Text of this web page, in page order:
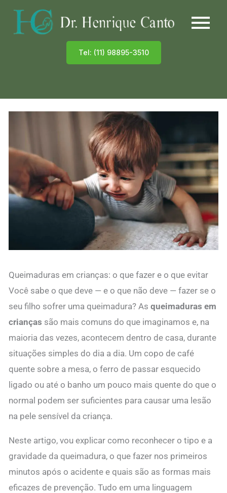
Tel: (11) 98895-3510
Queimaduras em crianças: o que fazer e o que evitar
Você sabe o que deve — e o que não deve — fazer se o
seu filho sofrer uma queimadura? As queimaduras em
crianças são mais comuns do que imaginamos e, na
maioria das vezes, acontecem dentro de casa, durante
situações simples do dia a dia. Um copo de café
quente sobre a mesa, o ferro de passar esquecido
ligado ou até o banho um pouco mais quente do que o
normal podem ser suficientes para causar uma lesão
na pele sensível da criança.
Neste artigo, vou explicar como reconhecer o tipo e a
gravidade da queimadura, o que fazer nos primeiros
minutos após o acidente e quais são as formas mais
eficazes de prevenção. Tudo em uma linguagem